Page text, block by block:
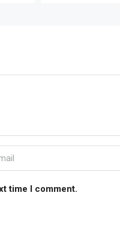
time I comment.